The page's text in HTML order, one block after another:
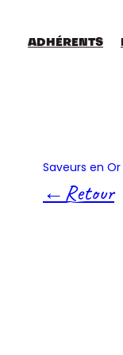
contenu
ADHÉRENTS
Saveurs en Or
Retour